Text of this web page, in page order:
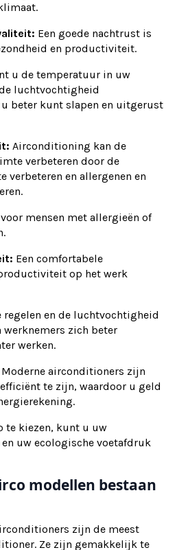
Een goede nachtrust is
en productiviteit.
u de temperatuur in uw
luchtvochtigheid
beter kunt slapen en uitgerust
Airconditioning kan de
verbeteren door de
verbeteren en allergenen en
mensen met allergieën of
Een comfortabele
op het werk
en de luchtvochtigheid
zich beter
werken.
Moderne airconditioners zijn
te zijn, waardoor u geld
te kiezen, kunt u uw
uw ecologische voetafdruk
modellen bestaan
zijn de meest
Ze zijn gemakkelijk te